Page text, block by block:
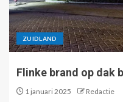
ZUIDLAND
Flinke brand op dak
1 januari 2025 Redactie